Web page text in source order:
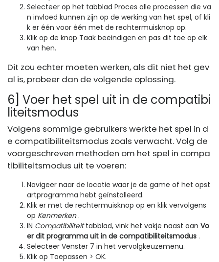
Selecteer op het tabblad Proces alle processen die va
n invloed kunnen zijn op de werking van het spel, of kli
k er één voor één met de rechtermuisknop op.
Klik op de knop Taak beëindigen en pas dit toe op elk
van hen.
Dit zou echter moeten werken, als dit niet het gev
al is, probeer dan de volgende oplossing.
6] Voer het spel uit in de compatibi
liteitsmodus
Volgens sommige gebruikers werkte het spel in d
e compatibiliteitsmodus zoals verwacht. Volg de
voorgeschreven methoden om het spel in compa
tibiliteitsmodus uit te voeren:
Navigeer naar de locatie waar je de game of het opst
artprogramma hebt geïnstalleerd.
Klik er met de rechtermuisknop op en klik vervolgens
op Kenmerken.
IN Compatibiliteittabblad, vink het vakje naast aan Vo
er dit programma uit in de compatibiliteitsmodus .
Selecteer Venster 7 in het vervolgkeuzemenu.
Klik op Toepassen > OK.